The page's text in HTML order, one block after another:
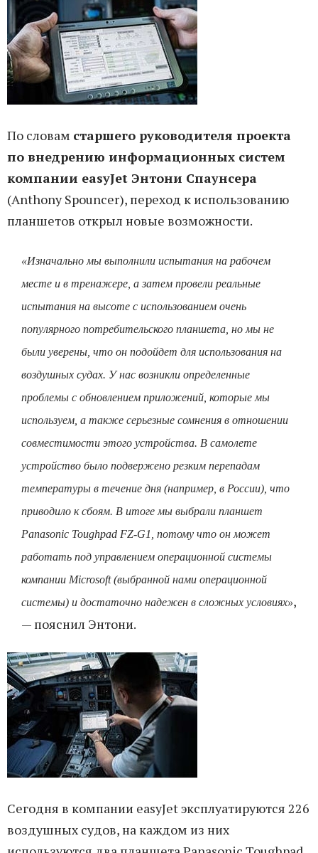
По словам старшего руководителя проекта
по внедрению информационных систем
компании easyJet Энтони Спаунсера
(Anthony Spouncer), переход к использованию
планшетов открыл новые возможности.
«Изначально мы выполнили испытания на рабочем
месте и в тренажере, а затем провели реальные
испытания на высоте с использованием очень
популярного потребительского планшета, но мы не
были уверены, что он подойдет для использования на
воздушных судах. У нас возникли определенные
проблемы с обновлением приложений, которые мы
используем, а также серьезные сомнения в отношении
совместимости этого устройства. В самолете
устройство было подвержено резким перепадам
температуры в течение дня (например, в России), что
приводило к сбоям. В итоге мы выбрали планшет
Panasonic Toughpad FZ-G1, потому что он может
работать под управлением операционной системы
компании Microsoft (выбранной нами операционной
системы) и достаточно надежен в сложных условиях»,
— пояснил Энтони.
Сегодня в компании easyJet эксплуатируются 226
воздушных судов, на каждом из них